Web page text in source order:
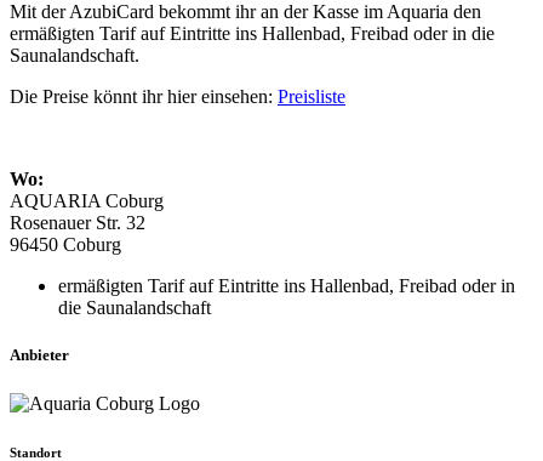
Mit der AzubiCard bekommt ihr an der Kasse im Aquaria den
ermäßigten Tarif auf Eintritte ins Hallenbad, Freibad oder in die
Saunalandschaft.
Die Preise könnt ihr hier einsehen: Preisliste
Wo:
AQUARIA Coburg
Rosenauer Str. 32
96450 Coburg
ermäßigten Tarif auf Eintritte ins Hallenbad, Freibad oder in
die Saunalandschaft
Anbieter
Standort